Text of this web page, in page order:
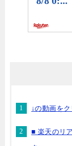
↓の動画を
■ 楽天のリ